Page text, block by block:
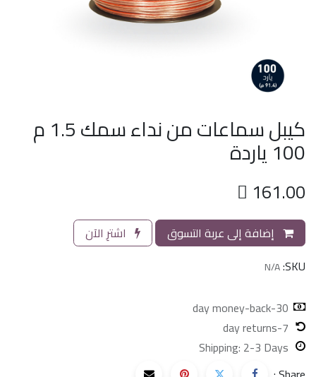
كيبل سماعات من نداء سمك 1.5 م
100 ياردة
 161.00
إضافة إلى عربة التسوق
اشترِ الآن
SKU:
N/A
30-day money-back
7-day returns
Shipping: 2-3 Days